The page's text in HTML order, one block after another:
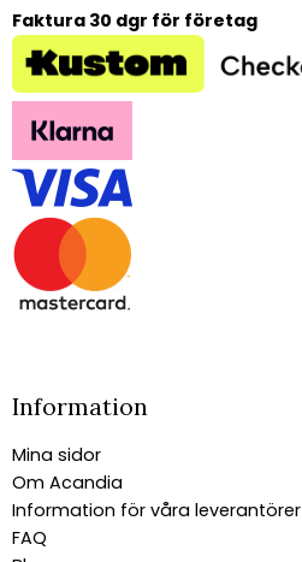
Faktura 30 dgr för företag
Information
Mina sidor
Om Acandia
Information för våra leverantörer
FAQ